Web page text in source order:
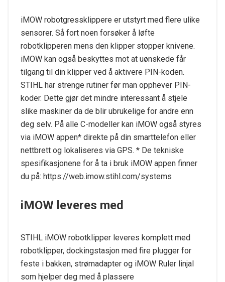
iMOW robotgressklippere er utstyrt med flere ulike
sensorer. Så fort noen forsøker å løfte
robotklipperen mens den klipper stopper knivene.
iMOW kan også beskyttes mot at uønskede får
tilgang til din klipper ved å aktivere PIN-koden.
STIHL har strenge rutiner før man opphever PIN-
koder. Dette gjør det mindre interessant å stjele
slike maskiner da de blir ubrukelige for andre enn
deg selv. På alle C-modeller kan iMOW også styres
via iMOW appen* direkte på din smarttelefon eller
nettbrett og lokaliseres via GPS. * De tekniske
spesifikasjonene for å ta i bruk iMOW appen finner
du på: https://web.imow.stihl.com/systems
iMOW leveres med
STIHL iMOW robotklipper leveres komplett med
robotklipper, dockingstasjon med fire plugger for
feste i bakken, strømadapter og iMOW Ruler linjal
som hjelper deg med å plassere